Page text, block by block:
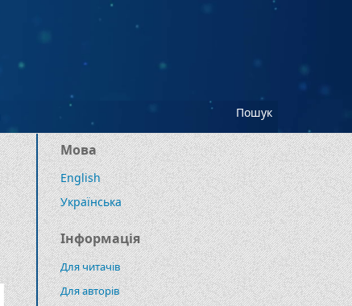
Пошук
Мова
English
Українська
Інформація
Для читачів
Для авторів